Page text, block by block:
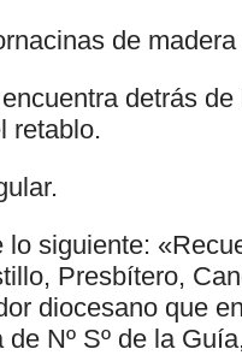
de
detrás
retablo.
siguiente:
Presbítero,
diocesano que
Nº Sº de la